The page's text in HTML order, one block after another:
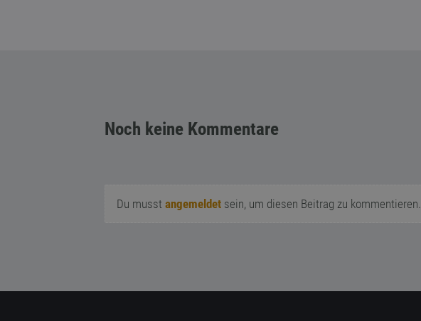
Noch keine Kommentare
Du musst angemeldet sein, um diesen Beitrag zu kommentieren.